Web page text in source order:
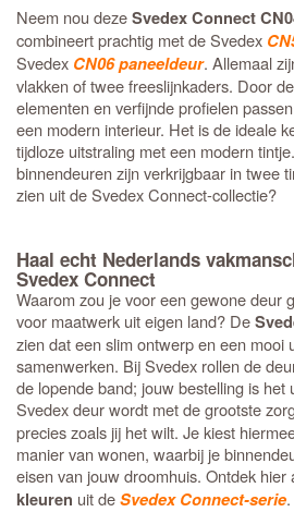
Neem nou dezeSvedex Connect
combineert prachtig met de Svedex
Svedex CN06 paneeldeur. Allemaal
vlakken of twee freeslijnkaders. Door
elementen en verfijnde profielen
een modern interieur. Het is de ideale
tijdloze uitstraling met een modern
binnendeuren zijn verkrijgbaar in twee
zien uit de Svedex Connect-collectie?
Haal echt Nederlands
Svedex Connect
Waarom zou je voor een gewone deur
voor maatwerk uit eigen land? De
zien dat een slim ontwerp en een mooi
samenwerken. Bij Svedex rollen de
de lopende band; jouw bestelling is het
Svedex deur wordt met de grootste
precies zoals jij het wilt. Je kiest
manier van wonen, waarbij je
eisen van jouw droomhuis. Ontdek hier
kleuren uit deSvedex Connect-serie.